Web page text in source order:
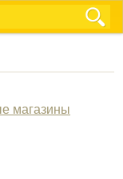
магазины